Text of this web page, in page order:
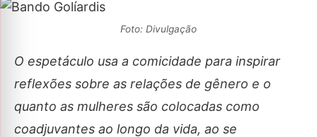
Foto: Divulgação
O espetáculo usa a comicidade para inspirar
reflexões sobre as relações de gênero e o
quanto as mulheres são colocadas como
coadjuvantes ao longo da vida, ao se